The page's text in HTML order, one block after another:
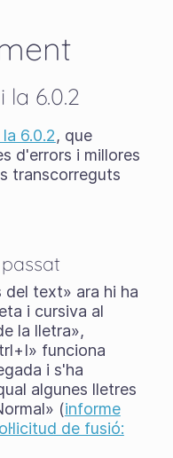
la 6.0.2
6.0.2, que
d'errors i millores
transcorreguts
del text» ara hi ha
i cursiva al
la lletra»,
funciona
i s'ha
algunes lletres
(informe
de fusió: